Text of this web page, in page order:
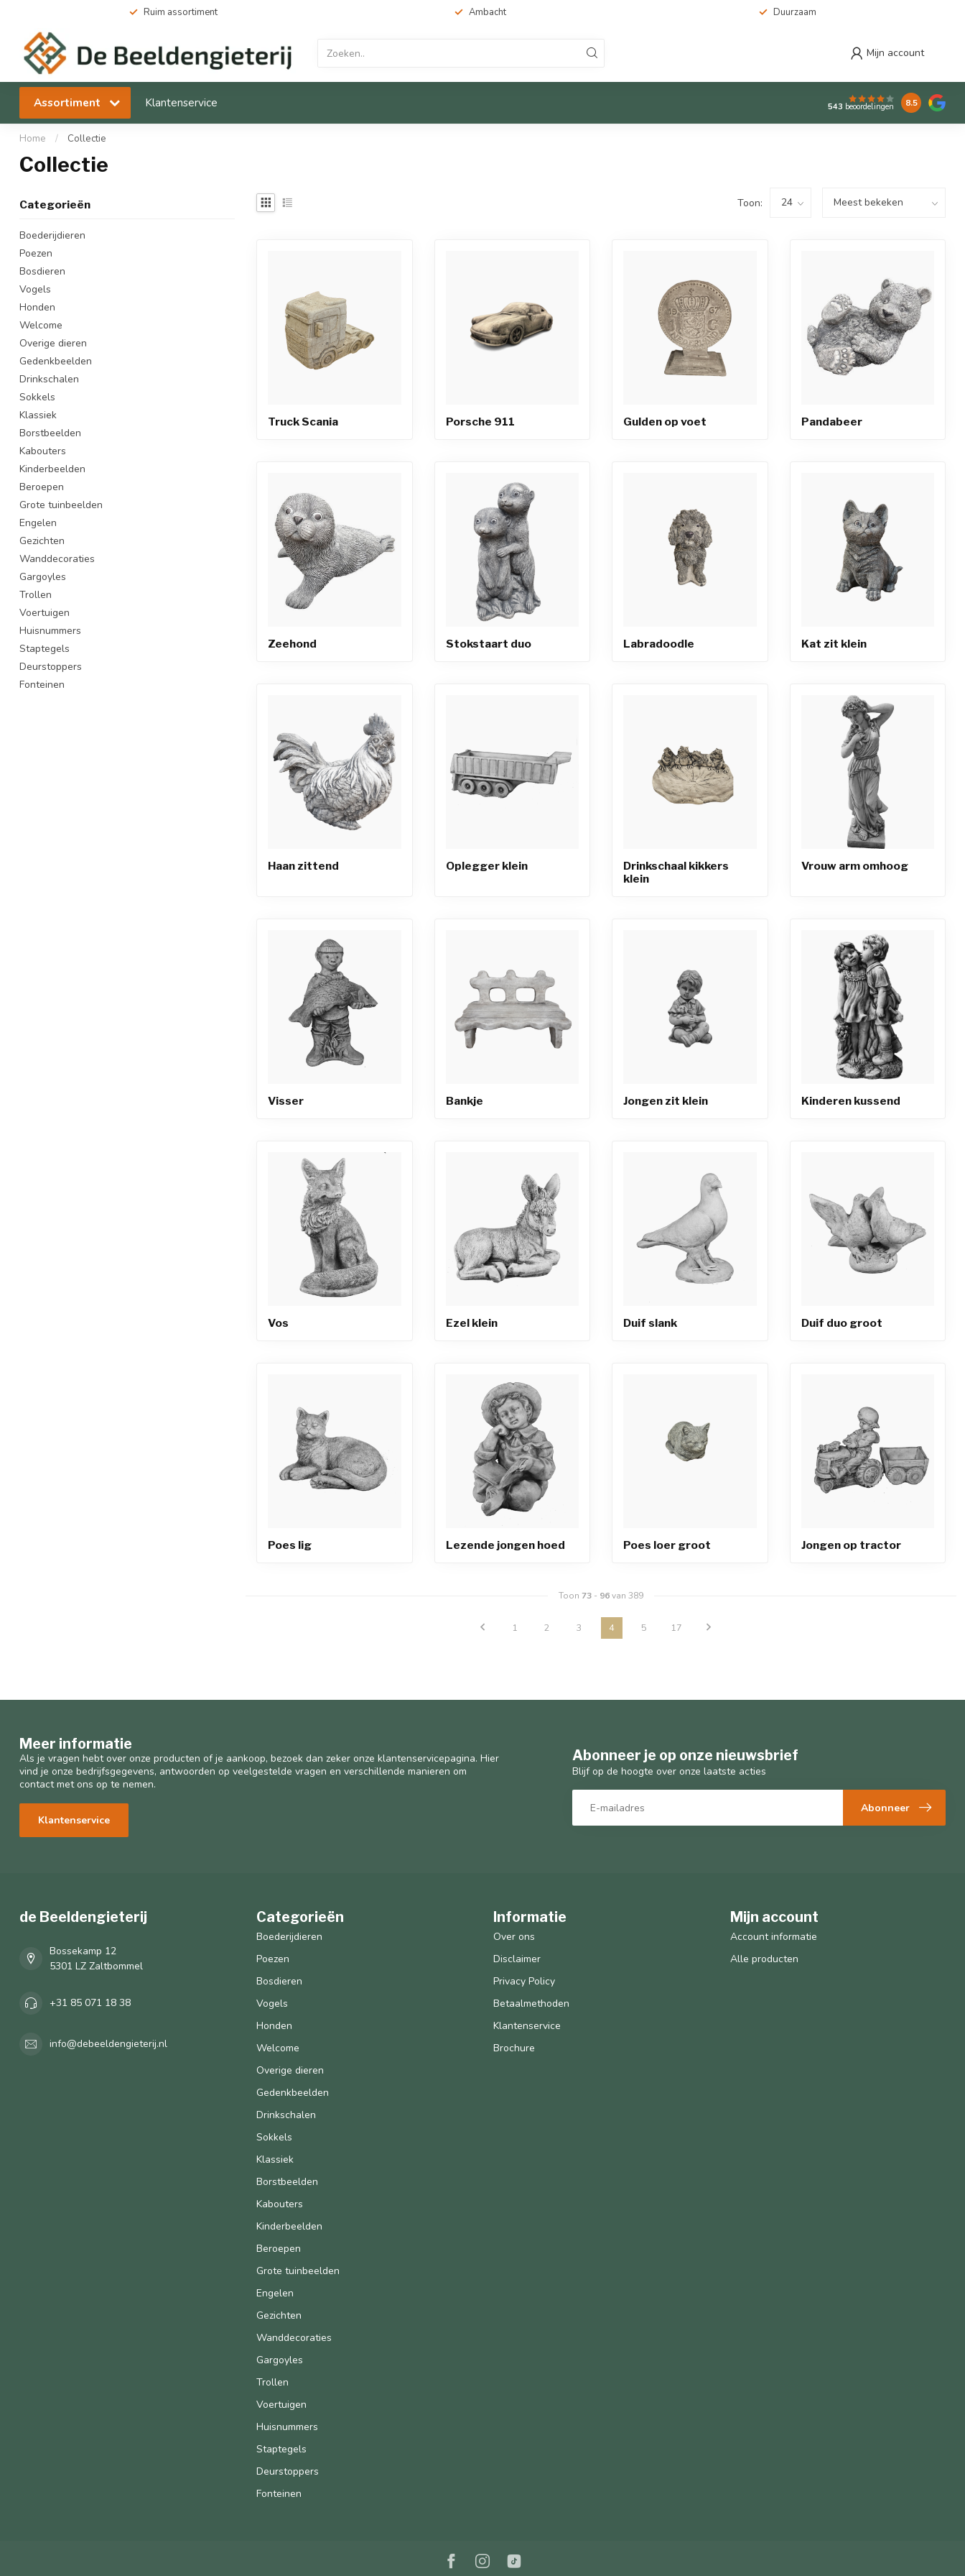
Ruim assortiment Ambacht Duurzaam
Mijn account
Assortiment Klantenservice 543 beoordelingen 8.5
Home / Collectie
Collectie
Categorieën
Boederijdieren
Poezen
Bosdieren
Vogels
Honden
Welcome
Overige dieren
Gedenkbeelden
Drinkschalen
Sokkels
Klassiek
Borstbeelden
Kabouters
Kinderbeelden
Beroepen
Grote tuinbeelden
Engelen
Gezichten
Wanddecoraties
Gargoyles
Trollen
Voertuigen
Huisnummers
Staptegels
Deurstoppers
Fonteinen
Toon:
Truck Scania Porsche 911 Gulden op voet Pandabeer
Zeehond Stokstaart duo Labradoodle Kat zit klein
Haan zittend Oplegger klein
Drinkschaal kikkers
klein
Vrouw arm omhoog
Visser Bankje Jongen zit klein Kinderen kussend
Vos Ezel klein Duif slank Duif duo groot
Poes lig Lezende jongen hoed Poes loer groot Jongen op tractor
Toon 73 - 96van 389
1 2 3 4 5 17
Meer informatie
Als je vragen hebt over onze producten of je aankoop, bezoek dan zeker onze klantenservicepagina. Hier
vind je onze bedrijfsgegevens, antwoorden op veelgestelde vragen en verschillende manieren om
contact met ons op te nemen.
Klantenservice
Abonneer je op onze nieuwsbrief
Blijf op de hoogte over onze laatste acties
Abonneer
de Beeldengieterij
Bossekamp 12
5301 LZ Zaltbommel
+31 85 071 18 38
info@debeeldengieterij.nl
Categorieën
Boederijdieren
Poezen
Bosdieren
Vogels
Honden
Welcome
Overige dieren
Gedenkbeelden
Drinkschalen
Sokkels
Klassiek
Borstbeelden
Kabouters
Kinderbeelden
Beroepen
Grote tuinbeelden
Engelen
Gezichten
Wanddecoraties
Gargoyles
Trollen
Voertuigen
Huisnummers
Staptegels
Deurstoppers
Fonteinen
Informatie
Over ons
Disclaimer
Privacy Policy
Betaalmethoden
Klantenservice
Brochure
Mijn account
Account informatie
Alle producten